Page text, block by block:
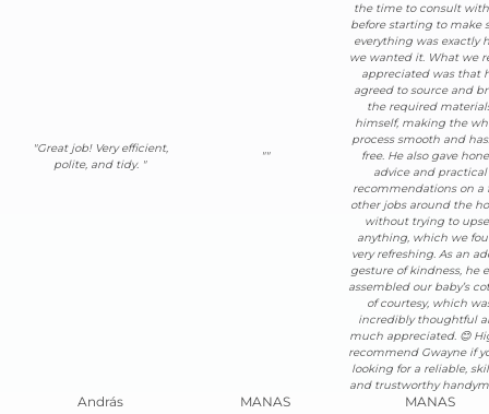
"Great job! Very efficient,
polite, and tidy. "
András
""
MANAS
the time to consult
before starting to make
everything was exactly
we wanted it. What we
appreciated was that
agreed to source and
the required
himself, making the
process smooth and
free. He also gave
advice and practical
recommendations on a
other jobs around the
without trying to
anything, which we
very refreshing. As an
gesture of kindness, he
assembled our baby’s
of courtesy, which
incredibly thoughtful
much appreciated. 😊
recommend Gwayne if
looking for a reliable,
and trustworthy
MANAS